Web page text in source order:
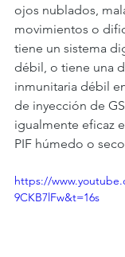
ojos nublados,
movimientos o
tiene un sistema
débil, o tiene una
inmunitaria débil
de inyección de
igualmente eficaz
PIF húmedo o
https://
9CKB7lFw&t=16s